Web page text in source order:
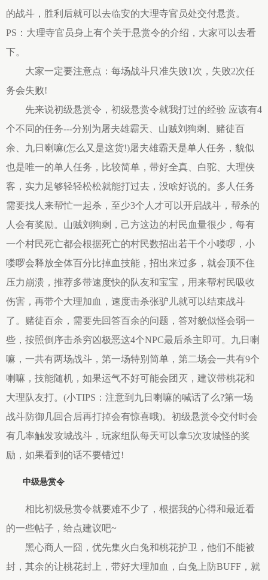
的战斗，胜利后就可以去临安的大理寺官员处交付悬赏。
PS：大理寺官员身上有个关于悬赏令的介绍，大家可以去看
下。
大家一定要注意点：每场战斗只准失败1次，失败2次任
务会失败!
先来说初级悬赏令，初级悬赏令就我打过的经验 应该有4
个不同的任务---分别为屠夫雄霸天、山贼刘狗剩、赌徒百
余、九日喇嘛(怎么又是这货!)屠夫雄霸天是单人任务，貌似
也是唯一的单人任务，比较简单，带好全真、白驼、大理侠
客，实力足够轻轻松松就能打过去，没啥好说的。多人任务
需要找人来帮忙一起杀，至少3个人才可以开启战斗，帮杀的
人会有奖励。山贼刘狗剩，己方这边的村民血量很少，每有
一个村民死亡都会根据死亡的村民数招出若干个小喽啰，小
喽啰会释放全体百分比掉血技能，招出来过多，就会顶不住
压力崩溃，推荐多带速度快的队友和宝宝，用来帮村民吸收
伤害，再带个大理加血，速度击杀张驴儿就可以结束战斗
了。赌徒百余，需要先回答百余的问题，答对貌似怪会弱一
些，按照倒序击杀穷凶极恶这4个NPC最后杀主即可。九日喇
嘛，一共有两场战斗，第一场特别简单，第二场会一共有9个
喇嘛，技能随机，如果运气不好可能会团灭，建议带桃花和
大理队友打。(小TIPS：注意到九日喇嘛的喊话了么?第一场
战斗防御几回合后再打掉会有惊喜哦)。初级悬赏令交付时会
有几率触发攻城战斗，玩家组队每天可以拿5次攻城怪的奖
励，如果看到的话不要错过!
中级悬赏令
相比初级悬赏令就要难不少了，根据我的心得和最近看
的一些帖子，给点建议吧~
黑心商人一囧，优先集火白兔和桃花护卫，他们不能被
封，其余的让桃花封上，带好大理加血，白兔上防BUFF，就